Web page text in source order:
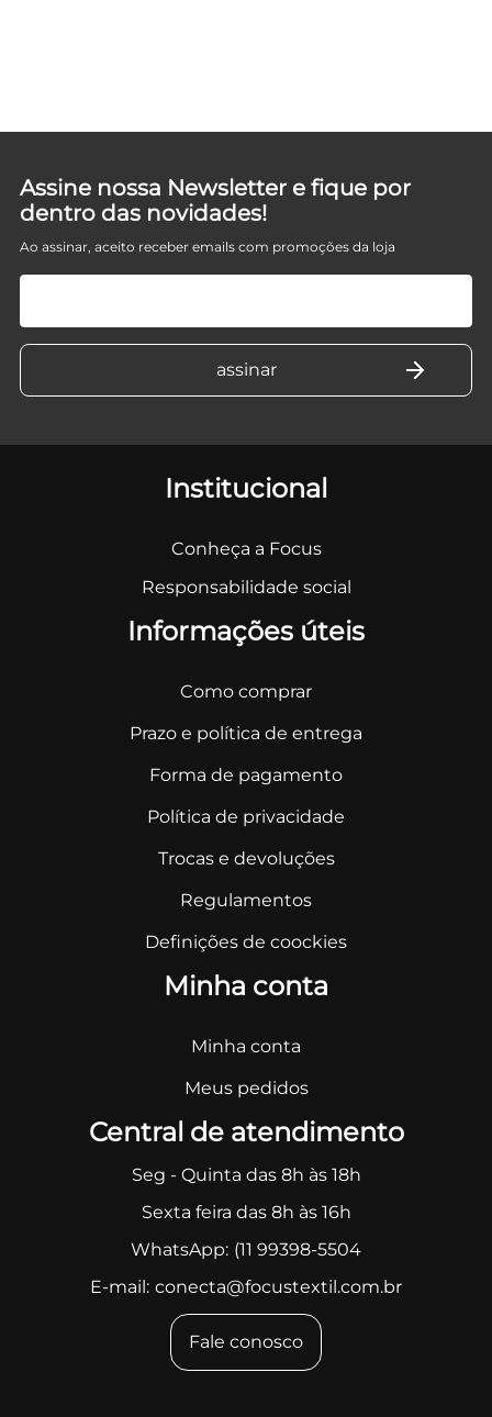
Assine nossa Newsletter e fique por
dentro das novidades!
Ao assinar, aceito receber emails com promoções da loja
Institucional
Conheça a Focus
Responsabilidade social
Informações úteis
Como comprar
Prazo e política de entrega
Forma de pagamento
Política de privacidade
Trocas e devoluções
Regulamentos
Definições de coockies
Minha conta
Minha conta
Meus pedidos
Central de atendimento
Seg - Quinta das 8h às 18h
Sexta feira das 8h às 16h
WhatsApp: (11 99398-5504
E-mail: conecta@focustextil.com.br
Fale conosco